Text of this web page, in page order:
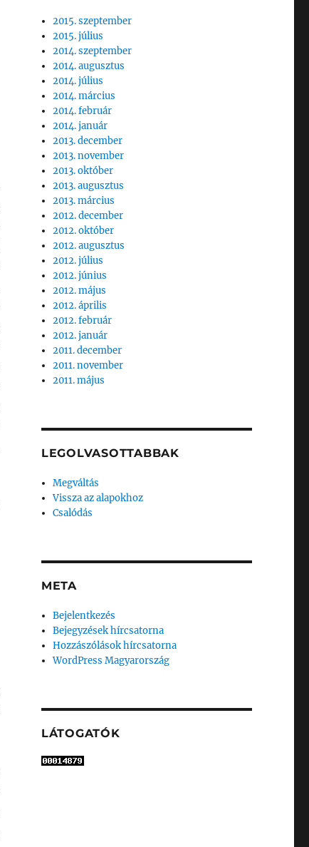
2015. szeptember
2015. július
2014. szeptember
2014. augusztus
2014. július
2014. március
2014. február
2014. január
2013. december
2013. november
2013. október
2013. augusztus
2013. március
2012. december
2012. október
2012. augusztus
2012. július
2012. június
2012. május
2012. április
2012. február
2012. január
2011. december
2011. november
2011. május
LEGOLVASOTTABBAK
Megváltás
Vissza az alapokhoz
Csalódás
META
Bejelentkezés
Bejegyzések hírcsatorna
Hozzászólások hírcsatorna
WordPress Magyarország
LÁTOGATÓK